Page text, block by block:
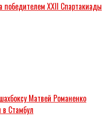
победителем XXII Спартакиады
Матвей Романенко
Стамбул